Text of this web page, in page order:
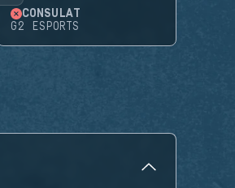
CONSULAT
G2 ESPORTS